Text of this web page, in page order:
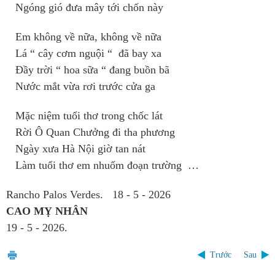
Ngóng gió đưa mây tới chốn này
Em không về nữa, không về nữa
Lá “ cây cơm nguội “ đã bay xa
Đầy trời “ hoa sữa “ đang buồn bã
Nước mắt vừa rơi trước cửa ga
Mặc niệm tuổi thơ trong chốc lát
Rời Ô Quan Chưởng đi tha phương
Ngày xưa Hà Nội giờ tan nát
Làm tuổi thơ em nhuốm đoạn trường …
Rancho Palos Verdes. 18 - 5 - 2026
CAO MỴ NHÂN
19 - 5 - 2026.
Trước Sau